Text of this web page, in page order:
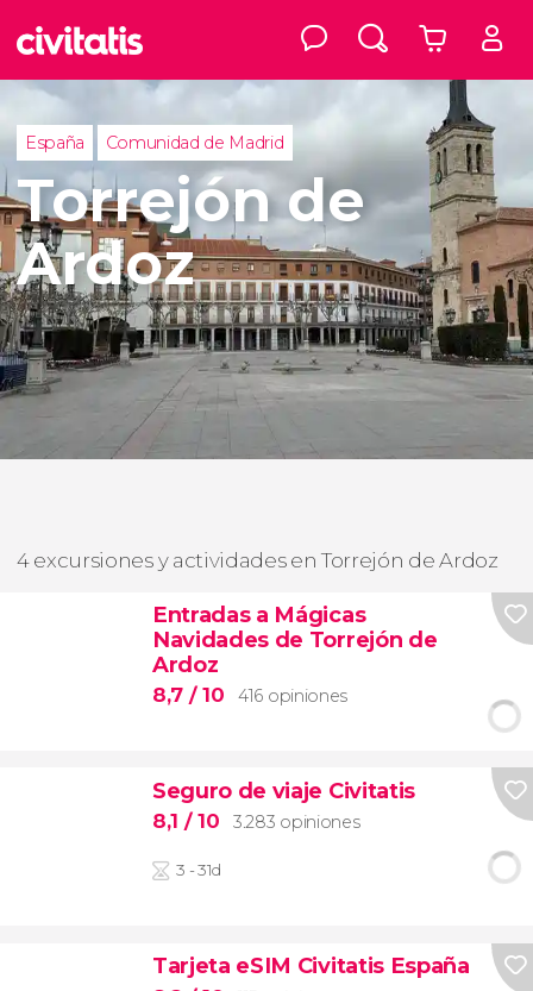
España Comunidad de Madrid
Torrejón de
Ardoz
4 excursiones y actividades en Torrejón de Ardoz
Entradas a Mágicas
Navidades de Torrejón de
Ardoz
8,7 / 10 416 opiniones
Seguro de viaje Civitatis
8,1 / 10 3.283 opiniones
3 - 31d
Tarjeta eSIM Civitatis España